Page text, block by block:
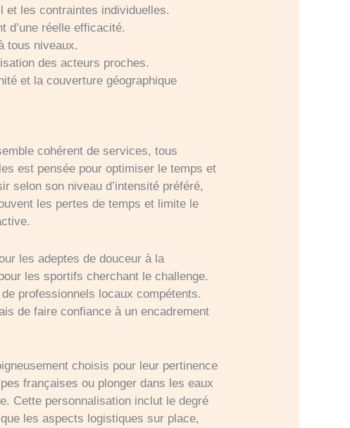
et les contraintes individuelles.
d’une réelle efficacité.
tous niveaux.
des acteurs proches.
et la couverture géographique
cohérent de services, tous
est pensée pour optimiser le temps et
selon son niveau d’intensité préféré,
les pertes de temps et limite le
les adeptes de douceur à la
les sportifs cherchant le challenge.
professionnels locaux compétents.
de faire confiance à un encadrement
choisis pour leur pertinence
françaises ou plonger dans les eaux
Cette personnalisation inclut le degré
les aspects logistiques sur place,